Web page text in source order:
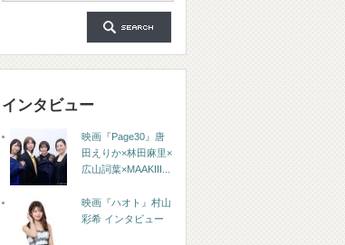
インタビュー
映画『Page30』唐
田えりか×林田麻里×
広山詞葉×MAAKIII...
映画『ハオト』村山
彩希 インタビュー